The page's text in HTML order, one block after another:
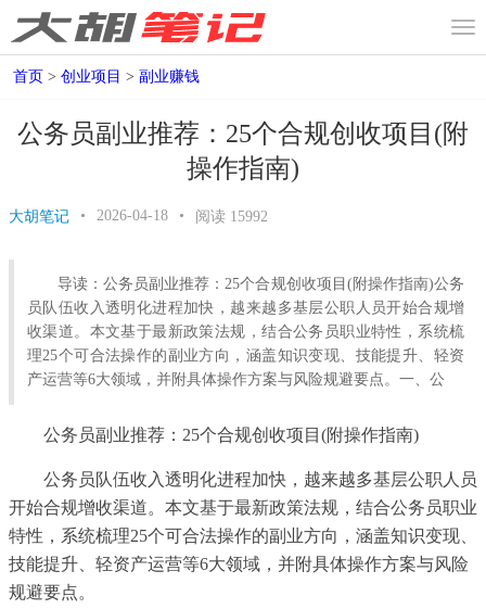
首页 > 创业项目 > 副业赚钱
公务员副业推荐：25个合规创收项目(附
操作指南)
大胡笔记 • 2026-04-18 • 阅读 15992
导读：公务员副业推荐：25个合规创收项目(附操作指南)公务
员队伍收入透明化进程加快，越来越多基层公职人员开始合规增
收渠道。本文基于最新政策法规，结合公务员职业特性，系统梳
理25个可合法操作的副业方向，涵盖知识变现、技能提升、轻资
产运营等6大领域，并附具体操作方案与风险规避要点。一、公
公务员副业推荐：25个合规创收项目(附操作指南)
公务员队伍收入透明化进程加快，越来越多基层公职人员
开始合规增收渠道。本文基于最新政策法规，结合公务员职业
特性，系统梳理25个可合法操作的副业方向，涵盖知识变现、
技能提升、轻资产运营等6大领域，并附具体操作方案与风险
规避要点。